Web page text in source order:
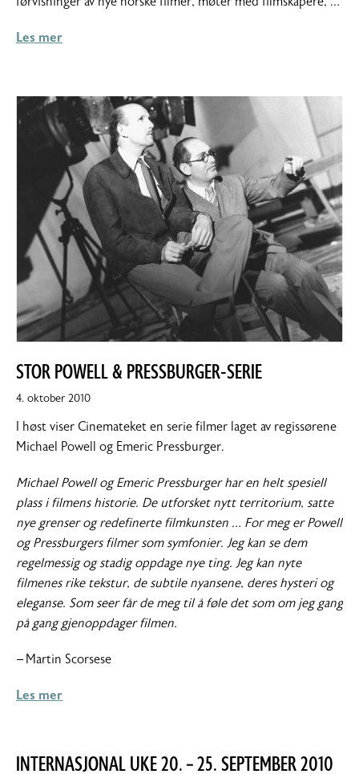
Les mer
STOR POWELL & PRESSBURGER-SERIE
4. oktober 2010
I høst viser Cinemateket en serie filmer laget av regissørene
Michael Powell og Emeric Pressburger.
Michael Powell og Emeric Pressburger har en helt spesiell
plass i filmens historie. De utforsket nytt territorium, satte
nye grenser og redefinerte filmkunsten … For meg er Powell
og Pressburgers filmer som symfonier. Jeg kan se dem
regelmessig og stadig oppdage nye ting. Jeg kan nyte
filmenes rike tekstur, de subtile nyansene, deres hysteri og
eleganse. Som seer får de meg til å føle det som om jeg gang
på gang gjenoppdager filmen.
–Martin Scorsese
Les mer
INTERNASJONAL UKE 20. – 25. SEPTEMBER 2010